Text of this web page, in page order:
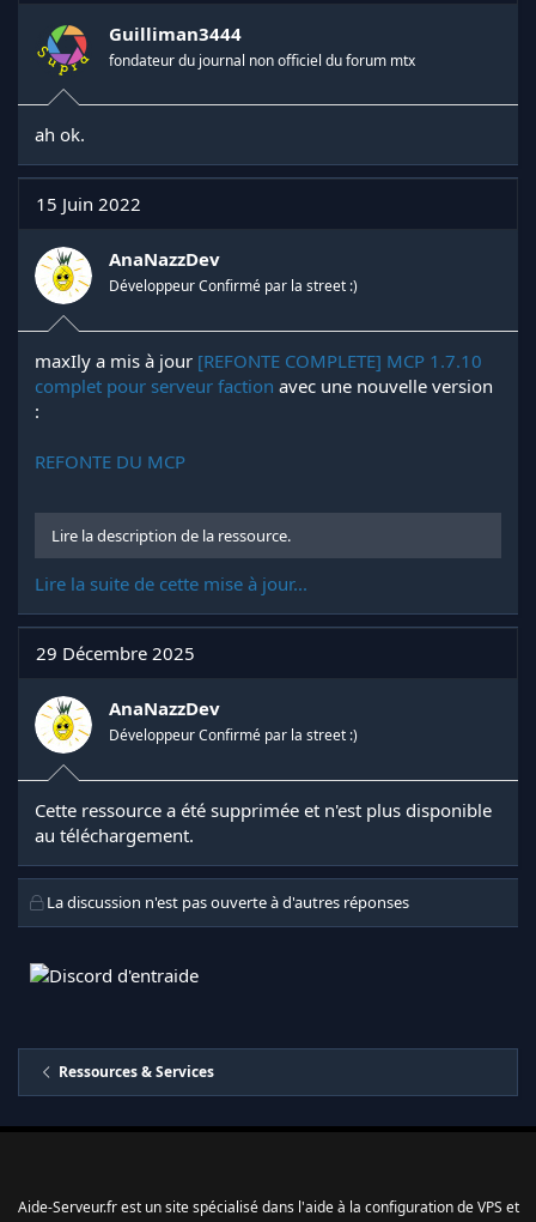
Guilliman3444
fondateur du journal non officiel du forum mtx
ah ok.
15 Juin 2022
AnaNazzDev
Développeur Confirmé par la street :)
maxIly a mis à jour [REFONTE COMPLETE] MCP 1.7.10
complet pour serveur faction avec une nouvelle version
:
REFONTE DU MCP
Lire la description de la ressource.
Lire la suite de cette mise à jour...
29 Décembre 2025
AnaNazzDev
Développeur Confirmé par la street :)
Cette ressource a été supprimée et n'est plus disponible
au téléchargement.
La discussion n'est pas ouverte à d'autres réponses
Ressources & Services
Aide-Serveur.fr est un site spécialisé dans l'aide à la configuration de VPS et